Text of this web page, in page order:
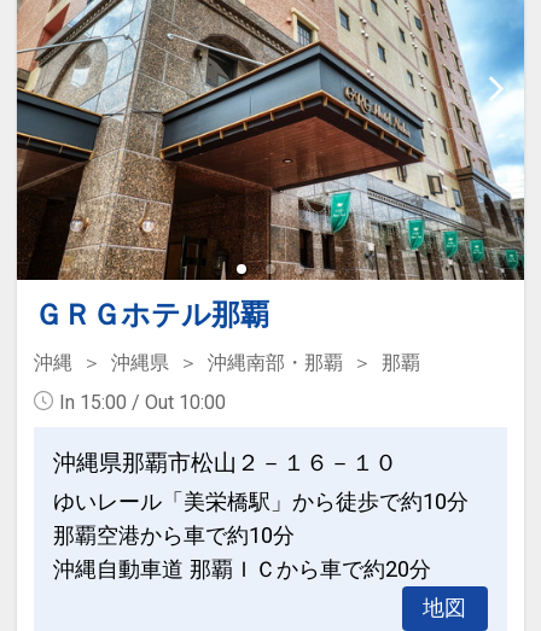
アクセスのご案内
・ゆいレール旭橋駅から徒歩約５分
・那覇空港から車で約１０分
本島中北部へのアクセスにも便利
・駐車場あり（有料・先着順予約不可、
となります）
ここがポイント！
●お部屋にミネラルウォーターをご用意
心地良く快適にお過ごししていただける
よう洗面・シャワーブース・トイレは、
独立しており十分なスペースを確保して
おります。
●大型テレビで動画配信視聴可能
客室のテレビでは、ＹｏｕｔｕｂｅやＮ
お楽しみいただけます
（※視聴にはご自身のアカウントＩＤが
必要な場合もございますのでご注意くだ
さい）
ＧＲＧホテル那覇
沖縄 沖縄県 沖縄南部・那覇
那覇
In 15:00 / Out 10:00
沖縄県那覇市松山２－１６－１０
ゆいレール「美栄橋駅」から徒歩で約10分
那覇空港から車で約10分
沖縄自動車道 那覇ＩＣから車で約20分
地図